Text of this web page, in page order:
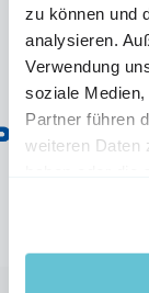
zu können und
analysieren.
Verwendung
soziale
Partner führen
weiteren Daten
These